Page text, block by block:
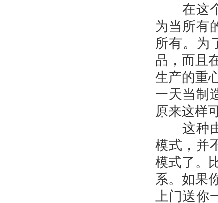
在这个
为当所有
所有。为
品，而且
生产的重
一天当制
原来这样
这种由
模式，并
模式了。
系。如果
上门送你